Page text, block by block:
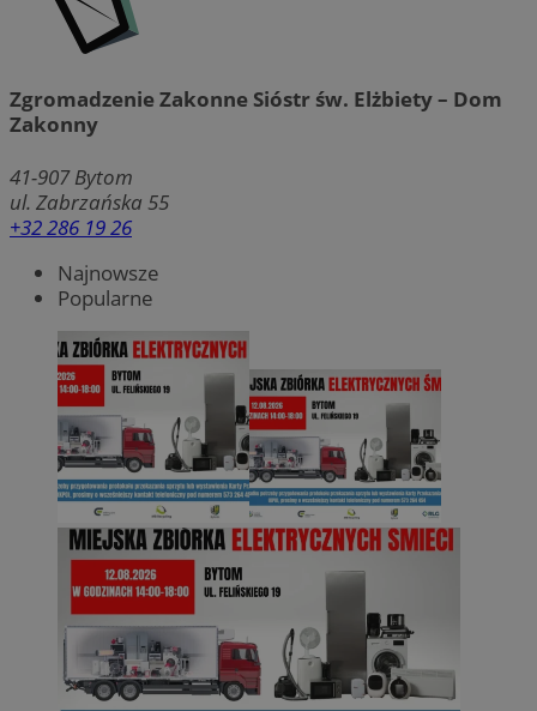
Zgromadzenie Zakonne Sióstr św. Elżbiety – Dom
Zakonny
41-907 Bytom
ul. Zabrzańska 55
+32 286 19 26
Najnowsze
Popularne